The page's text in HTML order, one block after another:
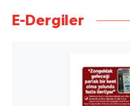
E-Dergiler